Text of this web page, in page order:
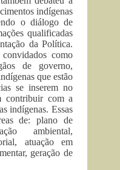
indígenas
o diálogo de
qualificadas
da Política.
como
de governo,
que estão
se inserem no
contribuir com a
indígenas. Essas
de: plano de
ambiental,
atuação em
geração de